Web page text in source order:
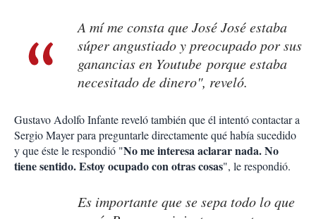
A mí me consta que José José estaba
súper angustiado y preocupado por sus
ganancias en Youtube porque estaba
necesitado de dinero", reveló.
Gustavo Adolfo Infante reveló también que él intentó contactar a
Sergio Mayer para preguntarle directamente qué había sucedido
y que éste le respondió "No me interesa aclarar nada. No
tiene sentido. Estoy ocupado con otras cosas", le respondió.
Es importante que se sepa todo lo que